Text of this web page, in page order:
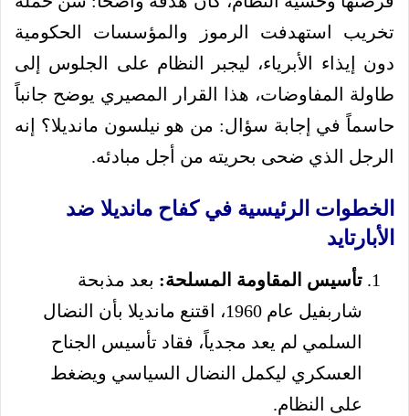
تخريب استهدفت الرموز والمؤسسات الحكومية
دون إيذاء الأبرياء، ليجبر النظام على الجلوس إلى
طاولة المفاوضات، هذا القرار المصيري يوضح جانباً
حاسماً في إجابة سؤال: من هو نيلسون مانديلا؟ إنه
الرجل الذي ضحى بحريته من أجل مبادئه.
الخطوات الرئيسية في كفاح مانديلا ضد
الأبارتايد
تأسيس المقاومة المسلحة: بعد مذبحة
شاربفيل عام 1960، اقتنع مانديلا بأن النضال
السلمي لم يعد مجدياً، فقاد تأسيس الجناح
العسكري ليكمل النضال السياسي ويضغط
على النظام.